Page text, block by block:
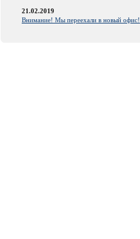
21.02.2019
Внимание! Мы переехали в новый офис!